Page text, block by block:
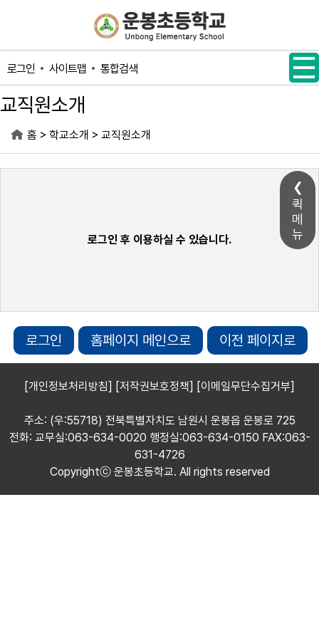
퀵
메
뉴
로그인 사이트맵 통합검색
교직원소개
홈 > 학교소개 > 교직원소개
로그인 후 이용하실 수 있습니다.
로그인 홈페이지 메인으로 이전 페이지로
[개인정보처리방침] [저작권보호정책] [이메일무단수집거부]
주소: (우:55718) 전북특별자치도 남원시 운봉읍 운봉로 725
전화: 교무실:063-634-0020 행정실:063-634-0150 FAX:063-
631-4726
Copyrightⓒ 운봉초등학교. All rights reserved